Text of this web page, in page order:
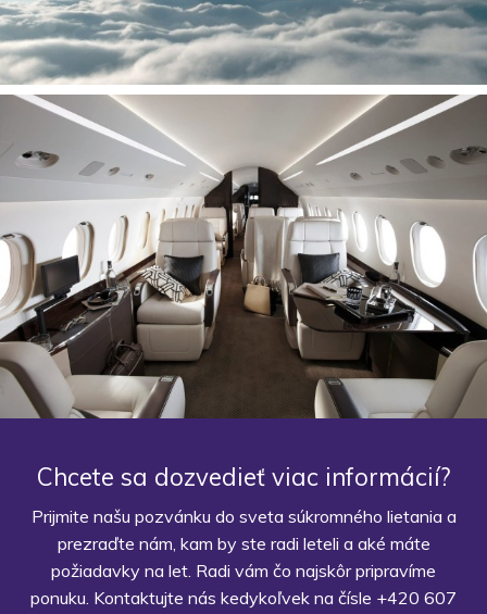
Chcete sa dozvedieť viac informácií?
Prijmite našu pozvánku do sveta súkromného lietania a
prezraďte nám, kam by ste radi leteli a aké máte
požiadavky na let. Radi vám čo najskôr pripravíme
ponuku. Kontaktujte nás kedykoľvek na čísle +420 607